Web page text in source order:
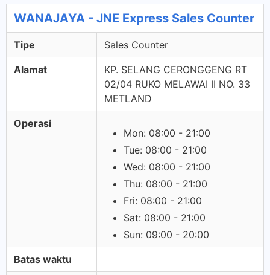
WANAJAYA - JNE Express Sales Counter
Tipe Sales Counter
Alamat
KP. SELANG CERONGGENG RT
02/04 RUKO MELAWAI II NO. 33
METLAND
Operasi
Mon: 08:00 - 21:00
Tue: 08:00 - 21:00
Wed: 08:00 - 21:00
Thu: 08:00 - 21:00
Fri: 08:00 - 21:00
Sat: 08:00 - 21:00
Sun: 09:00 - 20:00
Batas waktu